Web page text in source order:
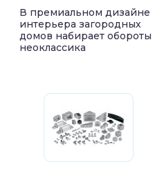
В премиальном дизайне
интерьера загородных
домов набирает обороты
неоклассика